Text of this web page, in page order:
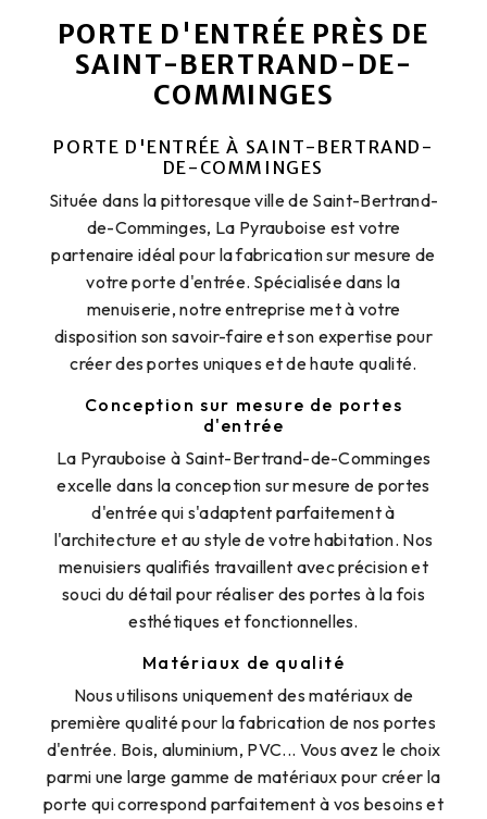
PORTE D'ENTRÉE PRÈS DE
SAINT-BERTRAND-DE-
COMMINGES
PORTE D'ENTRÉE À SAINT-BERTRAND-
DE-COMMINGES
Située dans la pittoresque ville de Saint-Bertrand-
de-Comminges, La Pyrauboise est votre
partenaire idéal pour la fabrication sur mesure de
votre porte d'entrée. Spécialisée dans la
menuiserie, notre entreprise met à votre
disposition son savoir-faire et son expertise pour
créer des portes uniques et de haute qualité.
Conception sur mesure de portes
d'entrée
La Pyrauboise à Saint-Bertrand-de-Comminges
excelle dans la conception sur mesure de portes
d'entrée qui s'adaptent parfaitement à
l'architecture et au style de votre habitation. Nos
menuisiers qualifiés travaillent avec précision et
souci du détail pour réaliser des portes à la fois
esthétiques et fonctionnelles.
Matériaux de qualité
Nous utilisons uniquement des matériaux de
première qualité pour la fabrication de nos portes
d'entrée. Bois, aluminium, PVC... Vous avez le choix
parmi une large gamme de matériaux pour créer la
porte qui correspond parfaitement à vos besoins et